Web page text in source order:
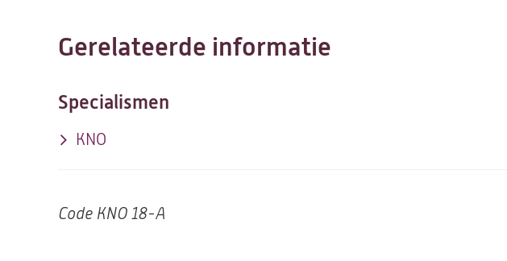
Gerelateerde informatie
Specialismen
KNO
Code KNO 18-A